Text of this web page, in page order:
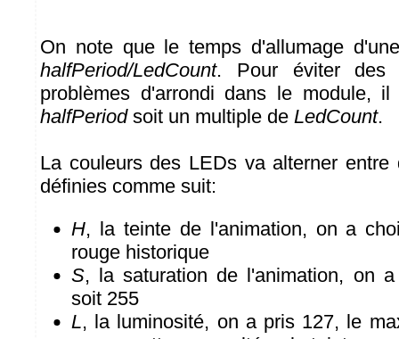
On note que le temps d'allumage
halfPeriod/LedCount. Pour éviter des
problèmes d'arrondi dans le module,
halfPeriodsoit un multiple de LedCount.
La couleurs des LEDs va alterner entre
définies comme suit:
H, la teinte de l'animation, on a
rouge historique
S, la saturation de l'animation, on
soit 255
L, la luminosité, on a pris 127, le